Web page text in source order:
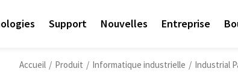
Support Nouvelles Entreprise
Accueil / Produit / Informatique industrielle / Industrial